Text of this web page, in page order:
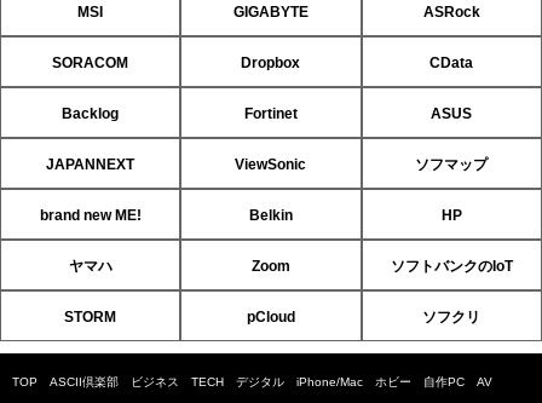
MSI GIGABYTE ASRock
SORACOM Dropbox CData
Backlog Fortinet ASUS
JAPANNEXT ViewSonic ソフマップ
brand new ME! Belkin HP
ヤマハ Zoom ソフトバンクのIoT
STORM pCloud ソフクリ
TOP ASCII倶楽部 ビジネス TECH デジタル iPhone/Mac ホビー 自作PC AV